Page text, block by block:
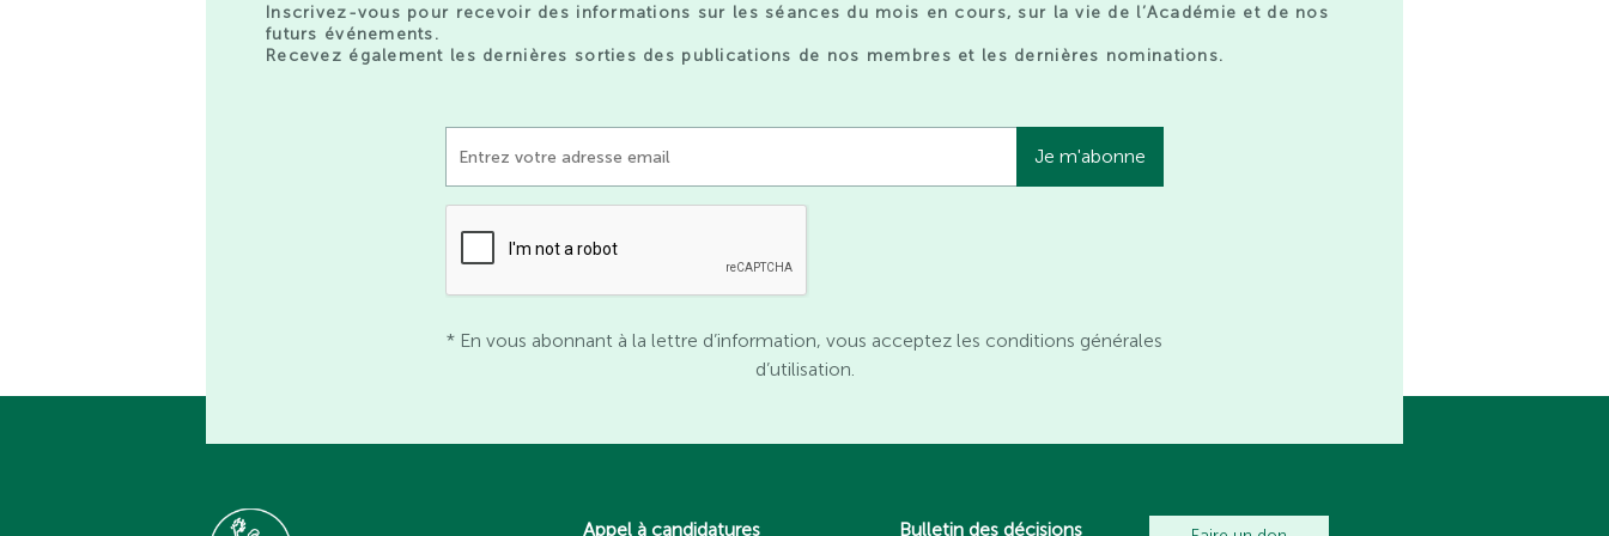
Inscrivez-vous pour recevoir des informations sur les séances du mois en cours, sur la vie de l’Académie et de nos
futurs événements.
Recevez également les dernières sorties des publications de nos membres et les dernières nominations.
* En vous abonnant à la lettre d’information, vous acceptez les conditions générales
d’utilisation.
Appel à candidatures Bulletin des décisions